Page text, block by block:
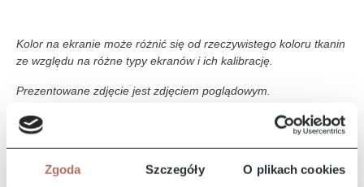
Zgoda Szczegóły O plikach cookies
Kolor na ekranie może różnić się od rzeczywistego koloru tkanin
ze względu na różne typy ekranów i ich kalibrację.
Prezentowane zdjęcie jest zdjęciem poglądowym.
Opis i wymiary
Narożnik Tampa z połączenia modułów Ho 45 Circle, E, 1,5M,